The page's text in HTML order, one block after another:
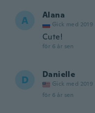
A Alana
Gick med 2019
Cute!
för 6 år sen
D Danielle
Gick med 2019
för 6 år sen